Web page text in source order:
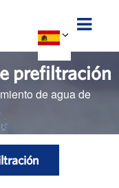
prefiltración
de agua de